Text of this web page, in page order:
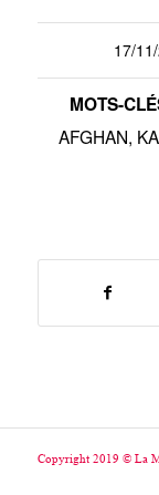
17//
MOTS-
AFGHAN,
Copyright 2019 © La